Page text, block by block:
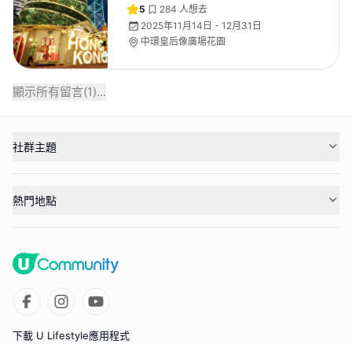
5 284 人想去
2025年11月14日 - 12月31日
中環皇后像廣場花園
顯示所有留言(1)...
社群主題
熱門地點
下載 U Lifestyle應用程式